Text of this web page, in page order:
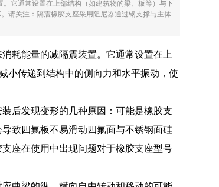
它通常设置在上部结构（如建筑物的梁、板等）与下
请关注：隔震橡胶支座采用阻尼器通过钢支撑与主体
耗能量的减隔震装置。它通常设置在上
小传递到结构中的侧向力和水平振动，使
后发现变形的几种原因：可能是橡胶支
致四氟板不易滑动四氟面与不锈钢面硅
座在使用中出现问题对于橡胶支座型号